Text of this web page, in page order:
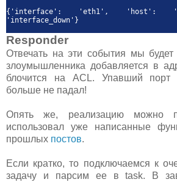
{'interface': 'eth1', 'host':
'interface_down'}
Responder
Отвечать на эти события мы
злоумышленника добавляется в
блочится на ACL. Упавший порт
больше не падал!
Опять же, реализацию можно
использовал уже написанные
прошлых постов.
Если кратко, то подключаемся к
задачу и парсим ее в task. В